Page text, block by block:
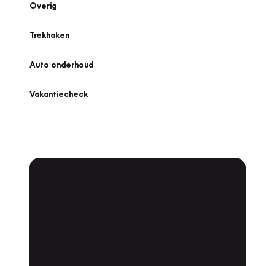
Overig
Trekhaken
Auto onderhoud
Vakantiecheck